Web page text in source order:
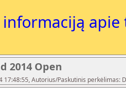
2014 Open
17:48:55, Autorius/Paskutinis perkėlimas: